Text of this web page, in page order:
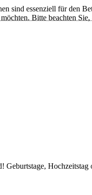
Geburtstage,
sind essenziell für den
Bitte beachten